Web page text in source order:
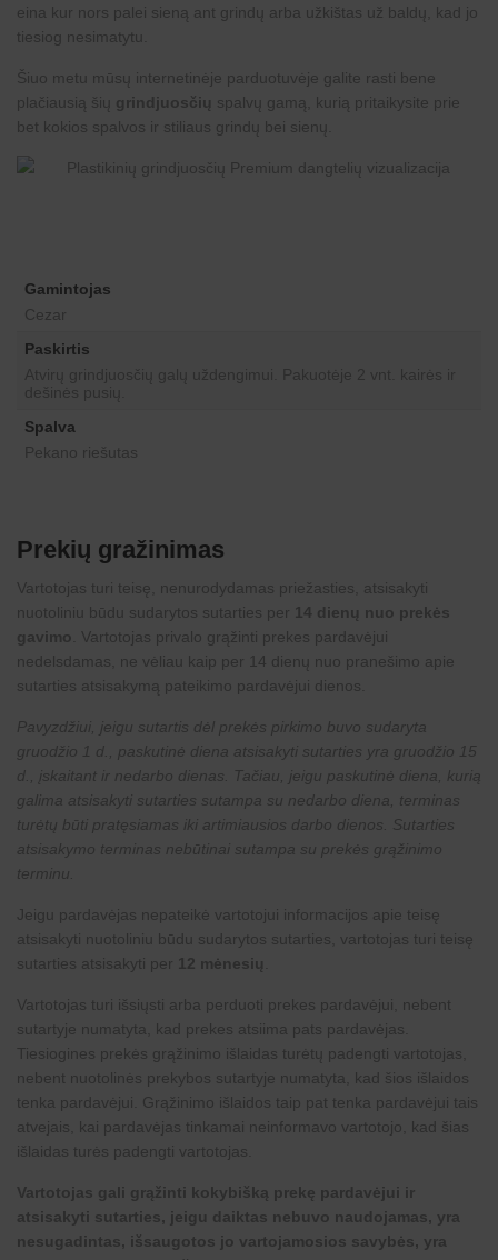
eina kur nors palei sieną ant grindų arba užkištas už baldų, kad jo
tiesiog nesimatytu.
Šiuo metu mūsų internetinėje parduotuvėje galite rasti bene
plačiausią šių grindjuosčių spalvų gamą, kurią pritaikysite prie
bet kokios spalvos ir stiliaus grindų bei sienų.
Gamintojas
Cezar
Paskirtis
Spalva
Pekano riešutas
Prekių gražinimas
Vartotojas turi teisę, nenurodydamas priežasties, atsisakyti
nuotoliniu būdu sudarytos sutarties per 14 dienų nuo prekės
gavimo . Vartotojas privalo grąžinti prekes pardavėjui
nedelsdamas, ne vėliau kaip per 14 dienų nuo pranešimo apie
sutarties atsisakymą pateikimo pardavėjui dienos.
Pavyzdžiui, jeigu sutartis dėl prekės pirkimo buvo sudaryta
gruodžio 1 d., paskutinė diena atsisakyti sutarties yra gruodžio 15
d., įskaitant ir nedarbo dienas. Tačiau, jeigu paskutinė diena, kurią
galima atsisakyti sutarties sutampa su nedarbo diena, terminas
turėtų būti pratęsiamas iki artimiausios darbo dienos. Sutarties
atsisakymo terminas nebūtinai sutampa su prekės grąžinimo
terminu.
Jeigu pardavėjas nepateikė vartotojui informacijos apie teisę
atsisakyti nuotoliniu būdu sudarytos sutarties, vartotojas turi teisę
sutarties atsisakyti per 12 mėnesių
Vartotojas turi išsiųsti arba perduoti prekes pardavėjui, nebent
sutartyje numatyta, kad prekes atsiima pats pardavėjas.
Tiesiogines prekės grąžinimo išlaidas turėtų padengti vartotojas,
nebent nuotolinės prekybos sutartyje numatyta, kad šios išlaidos
tenka pardavėjui. Grąžinimo išlaidos taip pat tenka pardavėjui tais
atvejais, kai pardavėjas tinkamai neinformavo vartotojo, kad šias
išlaidas turės padengti vartotojas.
Vartotojas gali grąžinti kokybišką prekę pardavėjui ir
atsisakyti sutarties, jeigu daiktas nebuvo naudojamas, yra
nesugadintas, išsaugotos jo vartojamosios savybės, yra